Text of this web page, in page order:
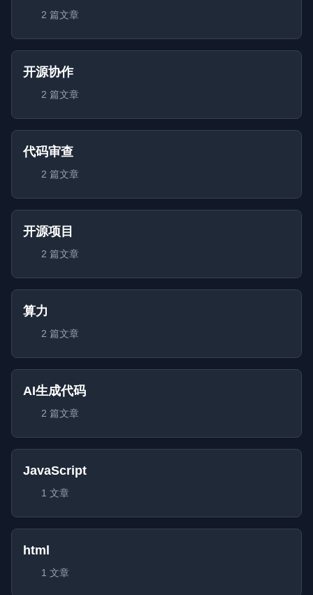
2 篇文章
开源协作
2 篇文章
代码审查
2 篇文章
开源项目
2 篇文章
算力
2 篇文章
AI生成代码
2 篇文章
JavaScript
1 文章
html
1 文章